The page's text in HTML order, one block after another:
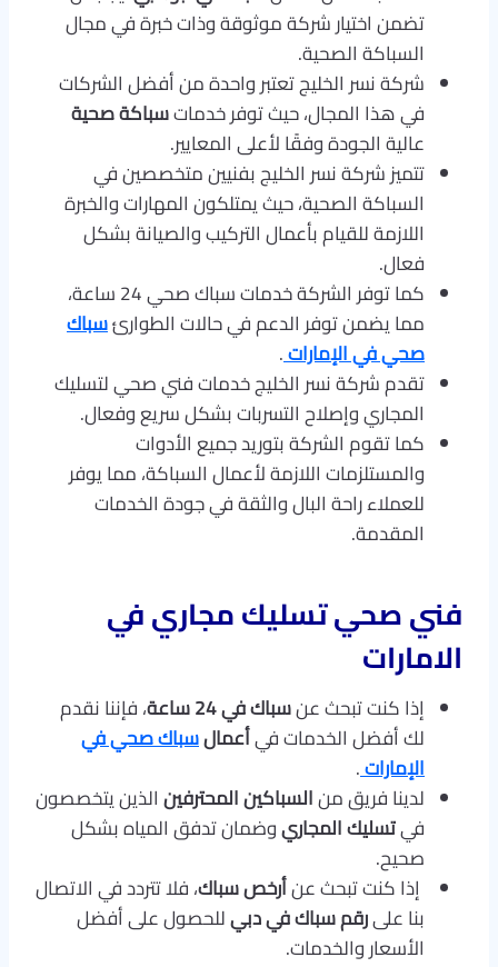
تضمن اختيار شركة موثوقة وذات خبرة في مجال
السباكة الصحية.
شركة نسر الخليج تعتبر واحدة من أفضل الشركات
في هذا المجال، حيث توفر خدماتسباكة صحية
عالية الجودة وفقًا لأعلى المعايير.
تتميز شركة نسر الخليج بفنيين متخصصين في
السباكة الصحية، حيث يمتلكون المهارات والخبرة
اللازمة للقيام بأعمال التركيب والصيانة بشكل
فعال.
كما توفر الشركة خدمات سباك صحي 24 ساعة،
مما يضمن توفر الدعم في حالات الطوارئسباك
صحي في الإمارات.
تقدم شركة نسر الخليج خدمات فني صحي لتسليك
المجاري وإصلاح التسربات بشكل سريع وفعال.
كما تقوم الشركة بتوريد جميع الأدوات
والمستلزمات اللازمة لأعمال السباكة، مما يوفر
للعملاء راحة البال والثقة في جودة الخدمات
المقدمة.
فني صحي تسليك مجاري في
الامارات
إذا كنت تبحث عنسباك في 24 ساعة
، فإننا نقدم
لك أفضل الخدمات فيأعمالسباك صحي في
الإمارات.
لدينا فريق منالسباكين المحترفينالذين يتخصصون
فيتسليك المجاريوضمان تدفق المياه بشكل
صحيح.
إذا كنت تبحث عنأرخص سباك، فلا تتردد في الاتصال
بنا علىرقم سباك في دبيللحصول على أفضل
الأسعار والخدمات.